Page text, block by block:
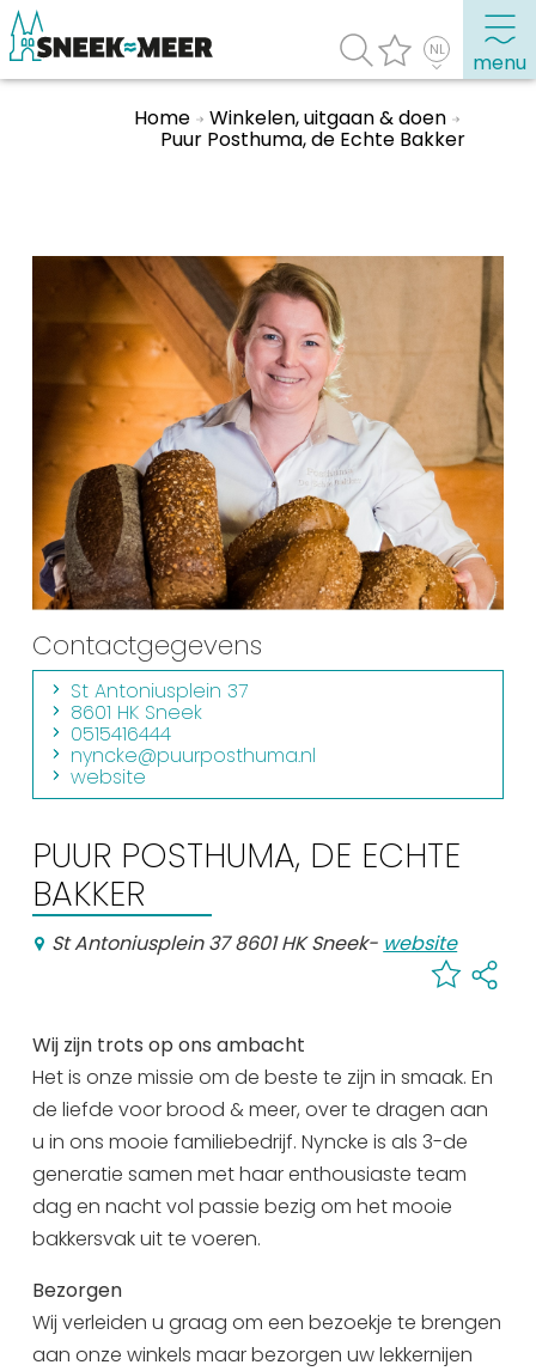
menu
Toeristische informatie
Bezienswaardigheden
Winkelen, uitgaan en doen
Eten, drinken & uitgaan
Watersport
Overnachten
Winkelen
En meer
Arrangementen
Jouw Sneek
De Friese meren
Other languages
Routes
Vakantie vieren in Sneek
Uitgaan in Sneek
Overnachten in Sneek
Citygame Escapegame Sneek
Webcams
De leukste routes
Interactieve plattegrond van Sneek
Winkelen in Sneek
Bootverhuur
Home Winkelen, uitgaan & doen
Puur Posthuma, de Echte Bakker
Contactgegevens
St Antoniusplein 37
8601 HK Sneek
0515416444
nyncke@puurposthuma.nl
website
PUUR POSTHUMA, DE ECHTE
BAKKER
St Antoniusplein 37 8601 HK Sneek- website
Wij zijn trots op ons ambacht
Het is onze missie om de beste te zijn in smaak. En
de liefde voor brood & meer, over te dragen aan
u in ons mooie familiebedrijf. Nyncke is als 3-de
generatie samen met haar enthousiaste team
dag en nacht vol passie bezig om het mooie
bakkersvak uit te voeren.
Bezorgen
Wij verleiden u graag om een bezoekje te brengen
aan onze winkels maar bezorgen uw lekkernijen